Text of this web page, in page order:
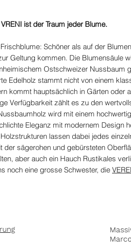
ist der Traum jeder Blume.
Schöner als auf der
Geltung kommen. Die Blumensäule
Ostschweizer Nussbaum
Edelholz stammt nicht von einem
kommt hauptsächlich in Gärten oder
Verfügbarkeit zählt es zu den
wird mit einem
Eleganz mit modernem Design
lassen dabei jedes
der sägerohen und gebürsteten
aber auch ein Hauch Rustikales
noch eine grosse Schwester, die